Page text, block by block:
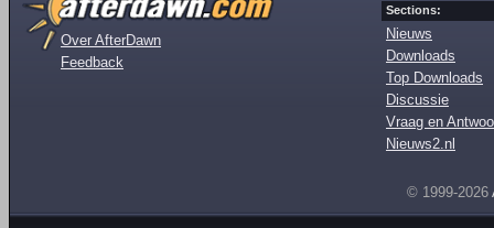
Over AfterDawn
Feedback
Sections:
Nieuws
Downloads
Top Downloads
Discussie
Vraag en
Nieuws2.nl
© 1999-2026